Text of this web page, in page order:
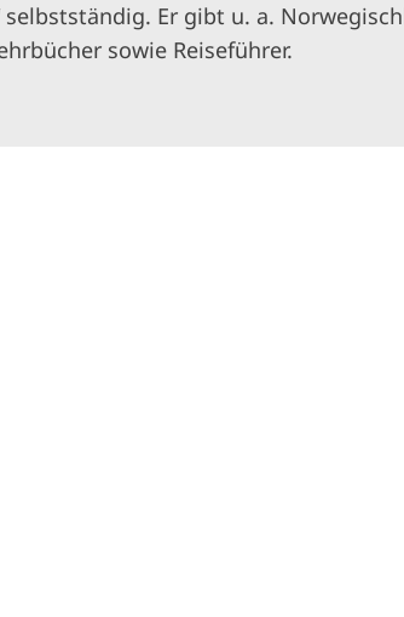
selbstständig. Er gibt u. a.
sowie Reiseführer.